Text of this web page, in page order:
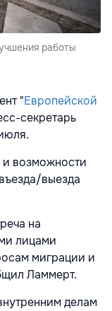
работы
"Европейской
секретарь
и возможности
выезда
на
лицами
миграции и
Ламмерт.
делам